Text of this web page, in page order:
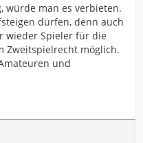
würde man es verbieten.
dürfen, denn auch
wieder Spieler für die
Zweitspielrecht möglich.
und